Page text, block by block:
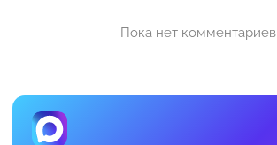
Пока нет комментариев